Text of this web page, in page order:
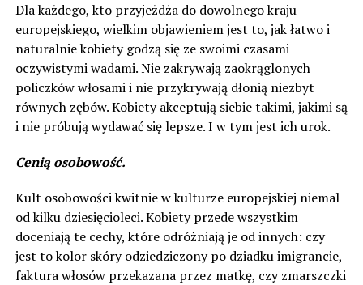
Dla każdego, kto przyjeżdża do dowolnego kraju
europejskiego, wielkim objawieniem jest to, jak łatwo i
naturalnie kobiety godzą się ze swoimi czasami
oczywistymi wadami. Nie zakrywają zaokrąglonych
policzków włosami i nie przykrywają dłonią niezbyt
równych zębów. Kobiety akceptują siebie takimi, jakimi są
i nie próbują wydawać się lepsze. I w tym jest ich urok.
Cenią osobowość.
Kult osobowości kwitnie w kulturze europejskiej niemal
od kilku dziesięcioleci. Kobiety przede wszystkim
doceniają te cechy, które odróżniają je od innych: czy
jest to kolor skóry odziedziczony po dziadku imigrancie,
faktura włosów przekazana przez matkę, czy zmarszczki